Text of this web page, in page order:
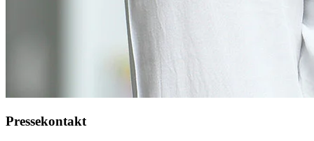
Pressekontakt